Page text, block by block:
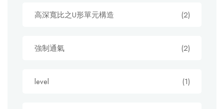
高深寬比之U形單元構造 (2)
強制通氣 (2)
level (1)